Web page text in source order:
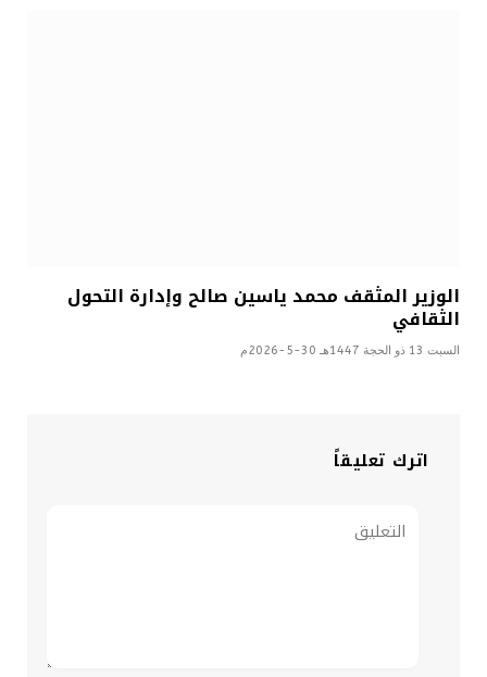
الوزير المثقف محمد ياسين صالح وإدارة التحول
الثقافي
السبت 13 ذو الحجة 1447هـ 30-5-2026م
اترك تعليقاً